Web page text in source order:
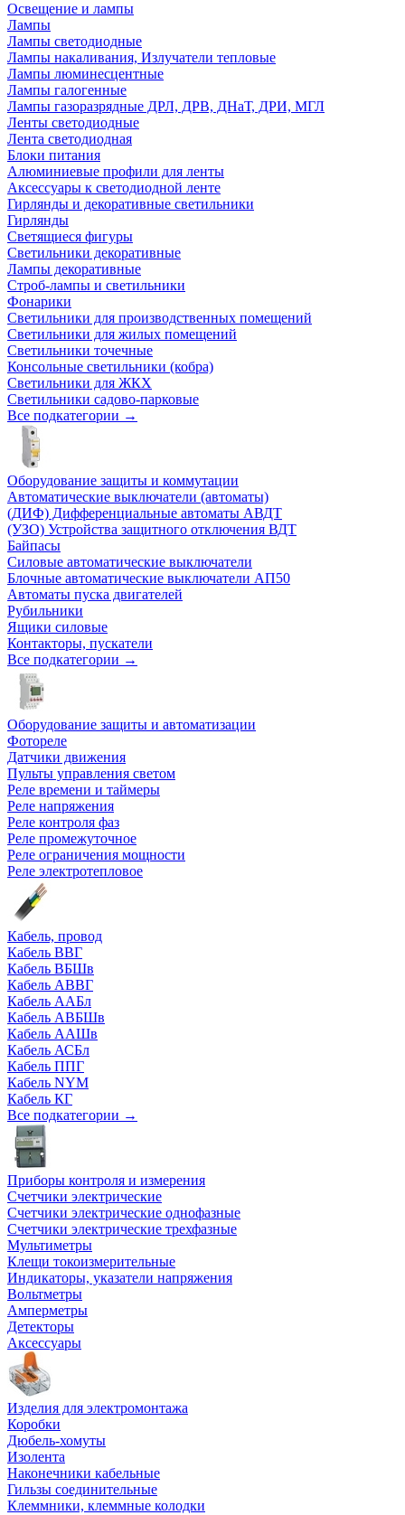
Освещение и лампы
Лампы
Лампы светодиодные
Лампы накаливания, Излучатели тепловые
Лампы люминесцентные
Лампы галогенные
Лампы газоразрядные ДРЛ, ДРВ, ДНаТ, ДРИ, МГЛ
Ленты светодиодные
Лента светодиодная
Блоки питания
Алюминиевые профили для ленты
Аксессуары к светодиодной ленте
Гирлянды и декоративные светильники
Гирлянды
Светящиеся фигуры
Светильники декоративные
Лампы декоративные
Строб-лампы и светильники
Фонарики
Светильники для производственных помещений
Светильники для жилых помещений
Светильники точечные
Консольные светильники (кобра)
Светильники для ЖКХ
Светильники садово-парковые
Все подкатегории →
Оборудование защиты и коммутации
Автоматические выключатели (автоматы)
(ДИФ) Дифференциальные автоматы АВДТ
(УЗО) Устройства защитного отключения ВДТ
Байпасы
Силовые автоматические выключатели
Блочные автоматические выключатели АП50
Автоматы пуска двигателей
Рубильники
Ящики силовые
Контакторы, пускатели
Все подкатегории →
Оборудование защиты и автоматизации
Фотореле
Датчики движения
Пульты управления светом
Реле времени и таймеры
Реле напряжения
Реле контроля фаз
Реле промежуточное
Реле ограничения мощности
Реле электротепловое
Кабель, провод
Кабель ВВГ
Кабель ВБШв
Кабель АВВГ
Кабель ААБл
Кабель АВБШв
Кабель ААШв
Кабель АСБл
Кабель ППГ
Кабель NYM
Кабель КГ
Все подкатегории →
Приборы контроля и измерения
Счетчики электрические
Счетчики электрические однофазные
Счетчики электрические трехфазные
Мультиметры
Клещи токоизмерительные
Индикаторы, указатели напряжения
Вольтметры
Амперметры
Детекторы
Аксессуары
Изделия для электромонтажа
Коробки
Дюбель-хомуты
Изолента
Наконечники кабельные
Гильзы соединительные
Клеммники, клеммные колодки